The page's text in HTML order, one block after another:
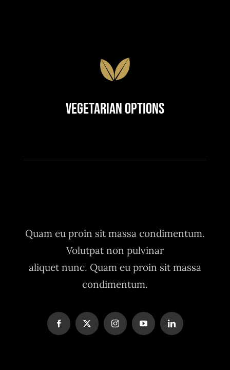
Vegetarian Options
Quam eu proin sit massa condimentum.
Volutpat non pulvinar
aliquet nunc. Quam eu proin sit massa
condimentum.